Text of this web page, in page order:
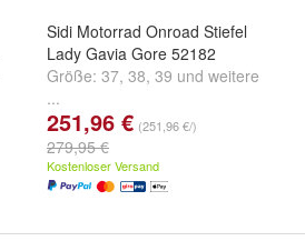
Sidi Motorrad Onroad Stiefel
Lady Gavia Gore 52182
Größe: 37, 38, 39 und weitere
...
251,96 € (251,96 €/)
279,95 €
Kostenloser Versand